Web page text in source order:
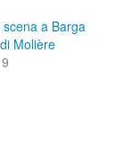
a Barga
Molière